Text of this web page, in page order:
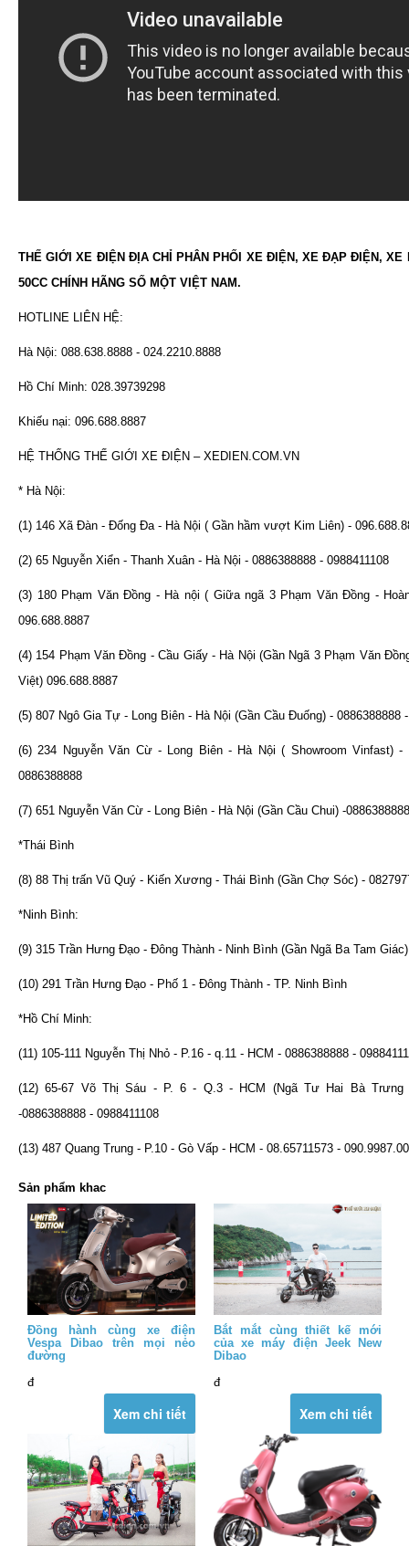
THẾ GIỚI XE ĐIỆN ĐỊA CHỈ PHÂN PHỐI XE ĐIỆN, XE ĐẠP ĐIỆN, XE
50CC CHÍNH HÃNG SỐ MỘT VIỆT NAM.
HOTLINE LIÊN HỆ:
Hà Nội: 088.638.8888 - 024.2210.8888
Hồ Chí Minh: 028.39739298
Khiếu nại: 096.688.8887
HỆ THỐNG THẾ GIỚI XE ĐIỆN – XEDIEN.COM.VN
* Hà Nội:
(1) 146 Xã Đàn - Đống Đa - Hà Nội ( Gần hầm vượt Kim Liên) -
(2) 65 Nguyễn Xiển - Thanh Xuân - Hà Nội - 0886388888 - 0988411108
(3) 180 Phạm Văn Đồng - Hà nội ( Giữa ngã 3 Phạm Văn Đồng -
096.688.8887
(4) 154 Phạm Văn Đồng - Cầu Giấy - Hà Nội (Gần Ngã 3 Phạm Văn
Việt) 096.688.8887
(5) 807 Ngô Gia Tự - Long Biên - Hà Nội (Gần Cầu Đuống) - 0886388888 -
(6) 234 Nguyễn Văn Cừ - Long Biên - Hà Nội ( Showroom Vinfast) -
0886388888
(7) 651 Nguyễn Văn Cừ - Long Biên - Hà Nội (Gần Cầu Chui) -
*Thái Bình
(8) 88 Thị trấn Vũ Quý - Kiến Xương - Thái Bình (Gần Chợ Sóc) -
*Ninh Bình:
(9) 315 Trần Hưng Đạo - Đông Thành - Ninh Bình (Gần Ngã Ba Tam
(10) 291 Trần Hưng Đạo - Phố 1 - Đông Thành - TP. Ninh Bình
*Hồ Chí Minh:
(11) 105-111 Nguyễn Thị Nhỏ - P.16 - q.11 - HCM - 0886388888 -
(12) 65-67 Võ Thị Sáu - P. 6 - Q.3 - HCM (Ngã Tư Hai Bà Trưng
-0886388888 - 0988411108
(13) 487 Quang Trung - P.10 - Gò Vấp - HCM - 08.65711573 -
Sản phẩm khac
Đồng hành cùng xe điện
Vespa Dibao trên mọi nẻo
đường
đ
Xem chi tiết
Bắt mắt cùng thiết kế mới
của xe máy điện Jeek New
Dibao
đ
Xem chi tiết